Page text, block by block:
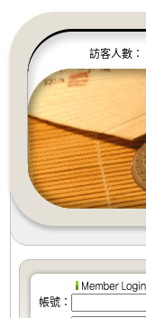
訪客人數：
帳號：